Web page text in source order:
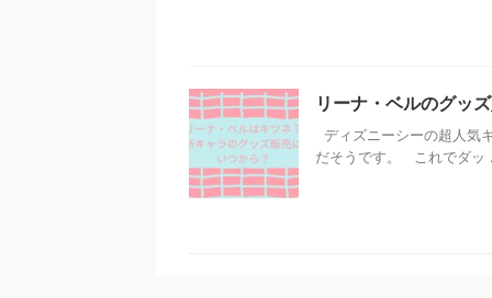
リーナ・ベルのグッ
ディズニーシーの超人気
だそうです。 これでダッ